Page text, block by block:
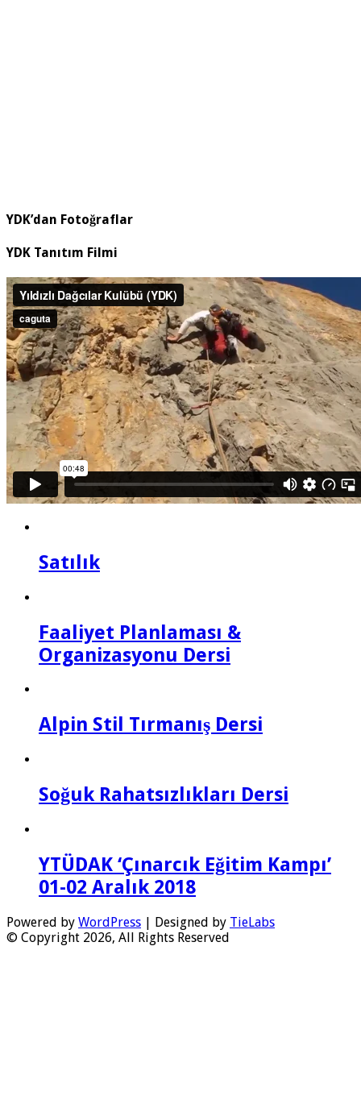
YDK’dan Fotoğraflar
YDK Tanıtım Filmi
Satılık
Faaliyet Planlaması &
Organizasyonu Dersi
Alpin Stil Tırmanış Dersi
Soğuk Rahatsızlıkları Dersi
YTÜDAK ‘Çınarcık Eğitim Kampı’
01-02 Aralık 2018
Powered by WordPress | Designed by TieLabs
© Copyright 2026, All Rights Reserved